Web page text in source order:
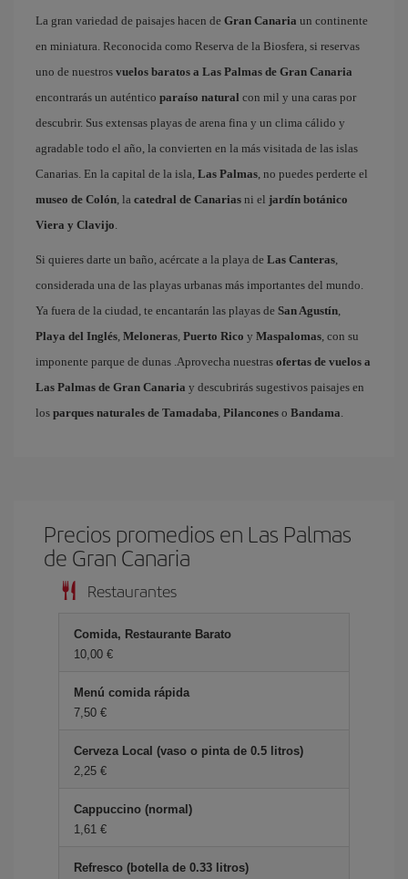
La gran variedad de paisajes hacen de Gran Canaria un continente
en miniatura. Reconocida como Reserva de la Biosfera, si reservas
uno de nuestros vuelos baratos a Las Palmas de Gran Canaria
encontrarás un auténtico paraíso natural con mil y una caras por
descubrir. Sus extensas playas de arena fina y un clima cálido y
agradable todo el año, la convierten en la más visitada de las islas
Canarias. En la capital de la isla, Las Palmas, no puedes perderte el
museo de Colón, la catedral de Canarias ni el jardín botánico
Viera y Clavijo.
Si quieres darte un baño, acércate a la playa de Las Canteras,
considerada una de las playas urbanas más importantes del mundo.
Ya fuera de la ciudad, te encantarán las playas de San Agustín,
Playa del Inglés, Meloneras, Puerto Rico y Maspalomas, con su
imponente parque de dunas .Aprovecha nuestras ofertas de vuelos a
Las Palmas de Gran Canaria y descubrirás sugestivos paisajes en
los parques naturales de Tamadaba, Pilancones o Bandama.
Precios promedios en Las Palmas
de Gran Canaria
Restaurantes
Comida, Restaurante Barato
10,00
Menú comida rápida
7,50
Cerveza Local (vaso o pinta de 0.5 litros)
2,25
Cappuccino (normal)
1,61
Refresco (botella de 0.33 litros)